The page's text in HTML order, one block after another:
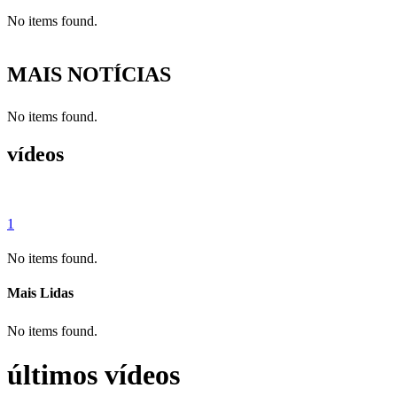
No items found.
MAIS NOTÍCIAS
No items found.
vídeos
1
No items found.
Mais Lidas
No items found.
últimos vídeos